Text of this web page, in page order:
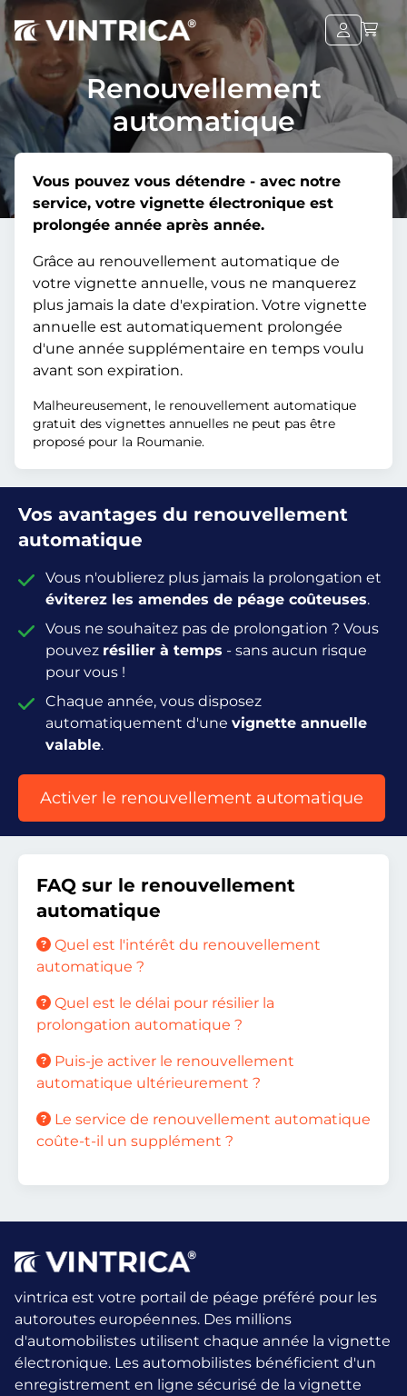
Renouvellement
automatique
Vous pouvez vous détendre - avec notre
service, votre vignette électronique est
prolongée année après année.
Grâce au renouvellement automatique de
votre vignette annuelle, vous ne manquerez
plus jamais la date d'expiration. Votre vignette
annuelle est automatiquement prolongée
d'une année supplémentaire en temps voulu
avant son expiration.
Malheureusement, le renouvellement automatique
gratuit des vignettes annuelles ne peut pas être
proposé pour la Roumanie.
Vos avantages du renouvellement
automatique
Vous n'oublierez plus jamais la prolongation et
éviterez les amendes de péage coûteuses.
Vous ne souhaitez pas de prolongation ? Vous
pouvez résilier à temps - sans aucun risque
pour vous !
Chaque année, vous disposez
automatiquement d'unevignette annuelle
valable.
Activer le renouvellement automatique
FAQ sur le renouvellement
automatique
Quel est l'intérêt du renouvellement
automatique ?
Quel est le délai pour résilier la
prolongation automatique ?
Puis-je activer le renouvellement
automatique ultérieurement ?
Le service de renouvellement automatique
coûte-t-il un supplément ?
vintrica est votre portail de péage préféré pour les
autoroutes européennes. Des millions
d'automobilistes utilisent chaque année la vignette
électronique. Les automobilistes bénéficient d'un
enregistrement en ligne sécurisé de la vignette